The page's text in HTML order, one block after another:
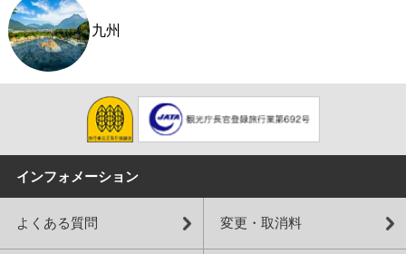
九州
インフォメーション
よくある質問 変更・取消料